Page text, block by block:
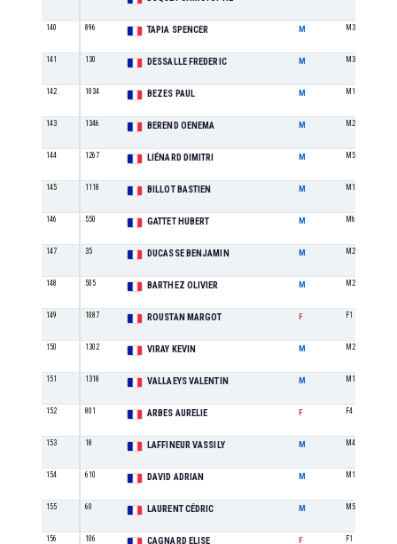
140 896 TAPIA SPENCER M M3
141 130 DESSALLE FREDERIC M M3
142 1034 BEZES PAUL M M1
143 1346 BEREND OENEMA M M2
144 1267 LIÉNARD DIMITRI M M5
145 1118 BILLOT BASTIEN M M1
146 550 GATTET HUBERT M M6
147 35 DUCASSE BENJAMIN M M2
148 505 BARTHEZ OLIVIER M M2
149 1087 ROUSTAN MARGOT F F1
150 1302 VIRAY KEVIN M M2
151 1318 VALLAEYS VALENTIN M M1
152 801 ARBES AURELIE F F4
153 18 LAFFINEUR VASSILY M M4
154 610 DAVID ADRIAN M M1
155 60 LAURENT CÉDRIC M M5
156 106 CAGNARD ELISE F F1